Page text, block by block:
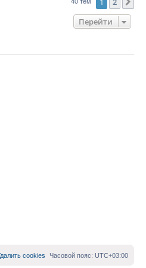
Перейти
Часовой пояс: UTC+03:00
cookies